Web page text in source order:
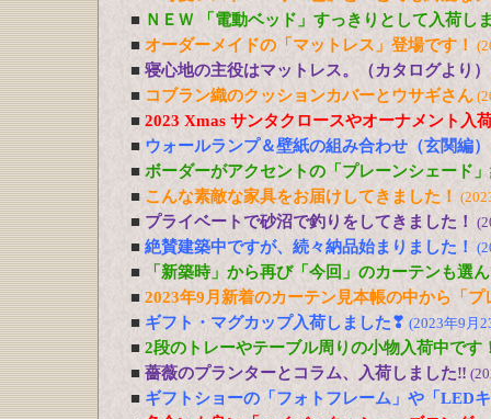
■ ＮＥＷ 「電動ベッド」すっきりとして入荷し
■ オーダーメイドの「マットレス」登場です！
■ 寝心地の主役はマットレス。（カタログより）
■ コブラン織のクッションカバーとウサギさん
■ 2023 Xmas サンタクロースやオーナメント入
■ ウォールランプ＆壁紙の組み合わせ（玄関編）
■ ボーダーがアクセントの「プレーンシェード
■ こんな素敵な家具をお届けしてきました！
■ プライベートで砂沼で釣りをしてきました！
■ 絶賛建築中ですが、続々納品始まりました！
■
「新築時」から再び「今回」のカーテンも選
■ 2023年9月新着のカーテン見本帳の中から「
■ ギフト・マグカップ入荷しました❣ (2023年9月
■ 2段のトレーやテーブル周りの小物入荷中です
■ 薔薇のプランターとコラム、入荷しました‼
■ ギフトショーの「フォトフレーム」や「LED